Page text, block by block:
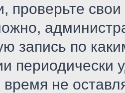
проверьте
запись по
периодически
время не